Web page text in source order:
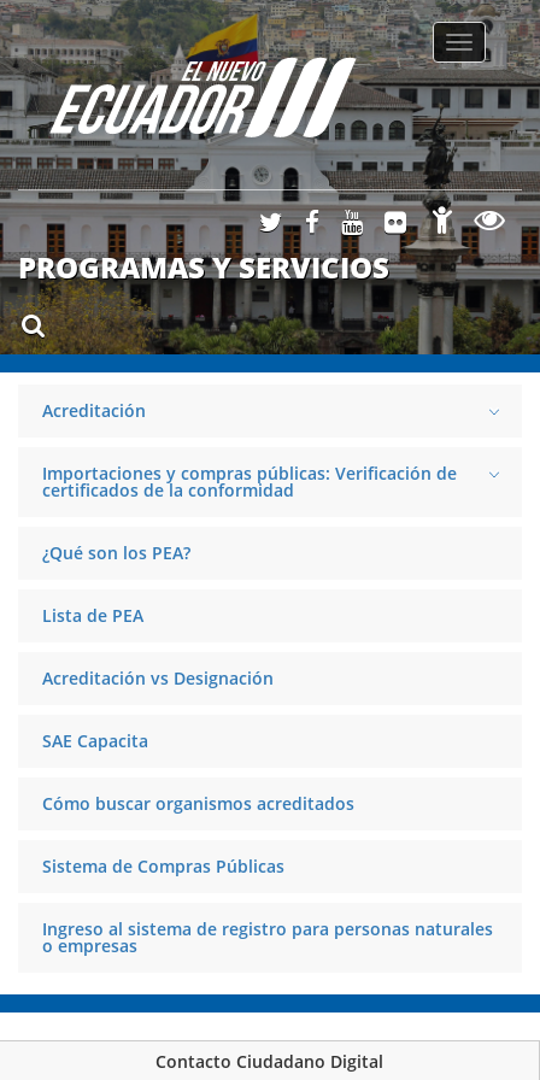
Toggle
PROGRAMAS Y SERVICIOS
Acreditación
Importaciones y compras públicas: Verificación de
certificados de la conformidad
¿Qué son los PEA?
Lista de PEA
Acreditación vs Designación
SAE Capacita
Cómo buscar organismos acreditados
Sistema de Compras Públicas
Ingreso al sistema de registro para personas naturales
o empresas
Contacto Ciudadano Digital